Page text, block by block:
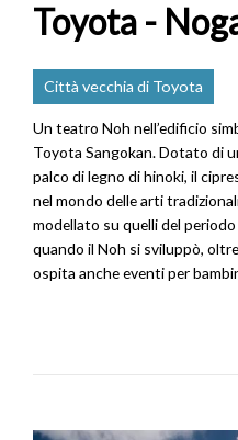
Toyota -
Città vecchia di Toyota
Un teatro Noh nell’edificio
Toyota Sangokan. Dotato di
palco di legno di hinoki, il
nel mondo delle arti
modellato su quelli del
quando il Noh si sviluppò,
ospita anche eventi per